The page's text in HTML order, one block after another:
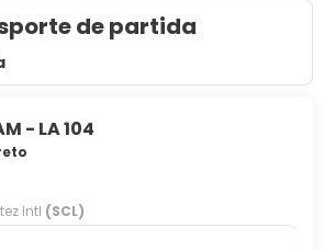
de partida
- LA 104
Intl (SCL)